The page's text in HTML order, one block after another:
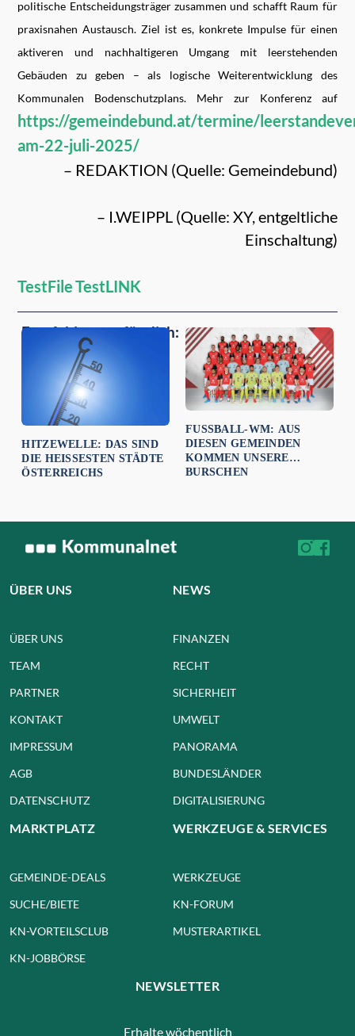
politische Entscheidungsträger zusammen und schafft Raum für
praxisnahen Austausch. Ziel ist es, konkrete Impulse für einen
aktiveren und nachhaltigeren Umgang mit leerstehenden
Gebäuden zu geben – als logische Weiterentwicklung des
Kommunalen Bodenschutzplans. Mehr zur Konferenz auf
https://gemeindebund.at/termine/
am-22-juli-2025/
– REDAKTION (Quelle: Gemeindebund)
– I.WEIPPL (Quelle: XY, entgeltliche
Einschaltung)
TestFileTestLINK
Empfehlungen für dich:
HITZEWELLE: DAS SIND
DIE HEISSESTEN STÄDTE Ö
STERREICHS
FUSSBALL-WM: AUS D
IESEN GEMEINDEN K
OMMEN UNSERE B
URSCHEN
ÜBER UNS
ÜBER UNS
TEAM
PARTNER
KONTAKT
IMPRESSUM
AGB
DATENSCHUTZ
NEWS
FINANZEN
RECHT
SICHERHEIT
UMWELT
PANORAMA
BUNDESLÄNDER
DIGITALISIERUNG
MARKTPLATZ
GEMEINDE-DEALS
SUCHE/BIETE
KN-VORTEILSCLUB
KN-JOBBÖRSE
WERKZEUGE & SERVICES
WERKZEUGE
KN-FORUM
MUSTERARTIKEL
NEWSLETTER
Erhalte wöchentlich